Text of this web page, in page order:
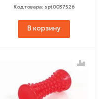
Код товара: spt0037526
В корзину